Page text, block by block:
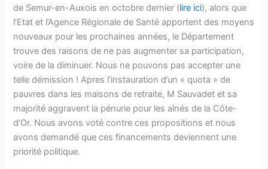
de Semur-en-Auxois en octobre dernier (lire ici), alors que
l’Etat et l’Agence Régionale de Santé apportent des moyens
nouveaux pour les prochaines années, le Département
trouve des raisons de ne pas augmenter sa participation,
voire de la diminuer. Nous ne pouvons pas accepter une
telle démission ! Apres l’instauration d’un « quota » de
pauvres dans les maisons de retraite, M Sauvadet et sa
majorité aggravent la pénurie pour les aînés de la Côte-
d’Or. Nous avons voté contre ces propositions et nous
avons demandé que ces financements deviennent une
priorité politique.